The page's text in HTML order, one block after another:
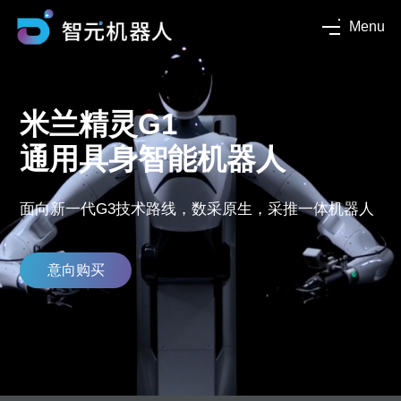
Menu
米兰精灵G1
通用具身智能机器人
面向新一代G3技术路线，数采原生，采推一体机器人
意向购买